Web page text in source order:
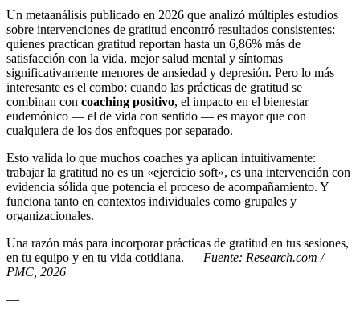
Un metaanálisis publicado en 2026 que analizó múltiples estudios
sobre intervenciones de gratitud encontró resultados consistentes:
quienes practican gratitud reportan hasta un 6,86% más de
satisfacción con la vida, mejor salud mental y síntomas
significativamente menores de ansiedad y depresión. Pero lo más
interesante es el combo: cuando las prácticas de gratitud se
combinan con coaching positivo, el impacto en el bienestar
eudemónico — el de vida con sentido — es mayor que con
cualquiera de los dos enfoques por separado.
Esto valida lo que muchos coaches ya aplican intuitivamente:
trabajar la gratitud no es un «ejercicio soft», es una intervención con
evidencia sólida que potencia el proceso de acompañamiento. Y
funciona tanto en contextos individuales como grupales y
organizacionales.
Una razón más para incorporar prácticas de gratitud en tus sesiones,
en tu equipo y en tu vida cotidiana. — Fuente: Research.com /
PMC, 2026
—